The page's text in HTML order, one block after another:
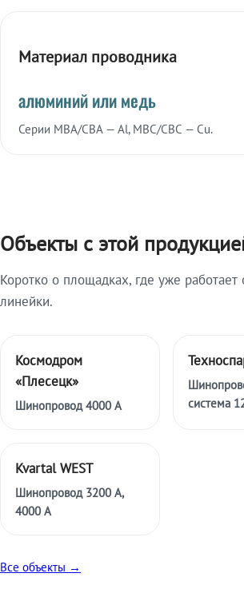
Материал проводника
алюминий или медь
Серии МВА/СВА — Al, МВС/СВС — Cu.
Объекты с этой
Коротко о площадках, где уже работает
линейки.
Космодром
«Плесецк»
Шинопровод 4000 А
система
Kvartal WEST
Шинопровод 3200 А,
4000 А
Все объекты →